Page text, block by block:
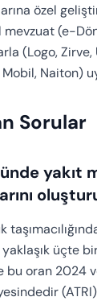
özel
(e-
(Logo,
Naiton)
Sorular
yakıt
üçte
bu oran 2024